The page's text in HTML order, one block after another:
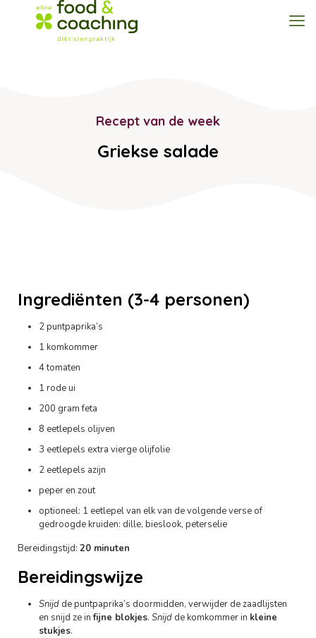
Recept van de week
Griekse salade
Ingrediënten (3-4 personen)
2 puntpaprika’s
1 komkommer
4 tomaten
1 rode ui
200 gram feta
8 eetlepels olijven
3 eetlepels extra vierge olijfolie
2 eetlepels azijn
peper en zout
optioneel: 1 eetlepel van elk van de volgende verse of
gedroogde kruiden: dille, bieslook, peterselie
Bereidingstijd: 20 minuten
Bereidingswijze
Snijd de puntpaprika’s doormidden, verwijder de zaadlijsten
en snijd ze infijne blokjes. Snijd de komkommer in kleine
stukjes.